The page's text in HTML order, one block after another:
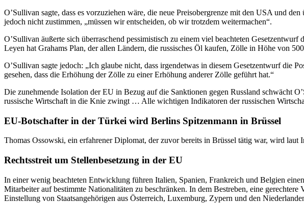
O’Sullivan sagte, dass es vorzuziehen wäre, die neue Preisobergrenze mit den USA und
jedoch nicht zustimmen, „müssen wir entscheiden, ob wir trotzdem weitermachen“.
O’Sullivan äußerte sich überraschend pessimistisch zu einem viel beachteten
Leyen hat Grahams Plan, der allen Ländern, die russisches Öl kaufen, Zölle in Höhe von
O’Sullivan sagte jedoch: „Ich glaube nicht, dass irgendetwas in diesem Gesetzentwurf die
gesehen, dass die Erhöhung der Zölle zu einer Erhöhung anderer Zölle geführt hat.“
Die zunehmende Isolation der EU in Bezug auf die Sanktionen gegen Russland schwächt
russische Wirtschaft in die Knie zwingt … Alle wichtigen Indikatoren der russischen
EU-Botschafter in der Türkei wird Berlins Spitzenmann in Brüssel
Thomas Ossowski, ein erfahrener Diplomat, der zuvor bereits in Brüssel tätig war, wird
Rechtsstreit um Stellenbesetzung in der EU
In einer wenig beachteten Entwicklung führen Italien, Spanien, Frankreich und Belgien
Mitarbeiter auf bestimmte Nationalitäten zu beschränken. In dem Bestreben, eine
Einstellung von Staatsangehörigen aus Österreich, Luxemburg, Zypern und den